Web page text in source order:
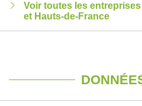
Voir toutes les
et Hauts-de-France